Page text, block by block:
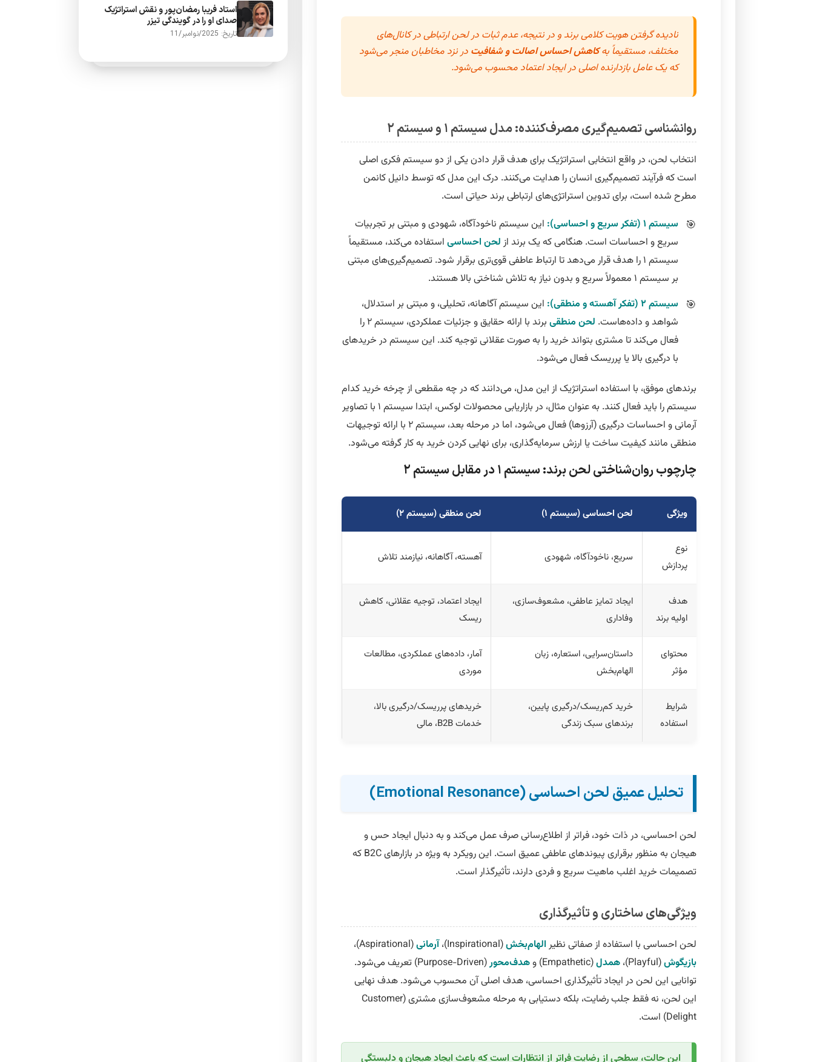
نادیده گرفتن هویت کلامی برند و در نتیجه، عدم ثبات در لحن ارتباطی در کانال‌های
مختلف، مستقیماً بهکاهش احساس اصالت و شفافیت در نزد مخاطبان منجر می‌شود
که یک عامل بازدارنده اصلی در ایجاد اعتماد محسوب می‌شود.
روانشناسی تصمیم‌گیری مصرف‌کننده: مدل سیستم ۱ و سیستم ۲
انتخاب لحن، در واقع انتخابی استراتژیک برای هدف قرار دادن یکی از دو سیستم فکری اصلی
است که فرآیند تصمیم‌گیری انسان را هدایت می‌کنند. درک این مدل که توسط دانیل کانمن
مطرح شده است، برای تدوین استراتژی‌های ارتباطی برند حیاتی است.
سیستم ۱ (تفکر سریع و احساسی):
این سیستم ناخودآگاه، شهودی و مبتنی بر تجربیات
سریع و احساسات است. هنگامی که یک برند از لحن احساسی استفاده می‌کند، مستقیماً
سیستم ۱ را هدف قرار می‌دهد تا ارتباط عاطفی قوی‌تری برقرار شود. تصمیم‌گیری‌های مبتنی
بر سیستم ۱ معمولاً سریع و بدون نیاز به تلاش شناختی بالا هستند.
سیستم ۲ (تفکر آهسته و منطقی):
این سیستم آگاهانه، تحلیلی، و مبتنی بر استدلال،
شواهد و داده‌هاست. لحن منطقی
برند با ارائه حقایق و جزئیات عملکردی، سیستم ۲ را
فعال می‌کند تا مشتری بتواند خرید را به صورت عقلانی توجیه کند. این سیستم در خریدهای
با درگیری بالا یا پرریسک فعال می‌شود.
برندهای موفق، با استفاده استراتژیک از این مدل، می‌دانند که در چه مقطعی از چرخه خرید کدام
سیستم را باید فعال کنند. به عنوان مثال، در بازاریابی محصولات لوکس، ابتدا سیستم ۱ با تصاویر
آرمانی و احساسات درگیری (آرزوها) فعال می‌شود، اما در مرحله بعد، سیستم ۲ با ارائه توجیهات
منطقی مانند کیفیت ساخت یا ارزش سرمایه‌گذاری، برای نهایی کردن خرید به کار گرفته می‌شود.
چارچوب روان‌شناختی لحن برند: سیستم ۱ در مقابل سیستم ۲
ویژگی لحن احساسی (سیستم ۱) لحن منطقی (سیستم ۲)
نوع
پردازش
سریع، ناخودآگاه، شهودی آهسته، آگاهانه، نیازمند تلاش
هدف
اولیه برند
ایجاد تمایز عاطفی، مشعوف‌سازی،
وفاداری
ایجاد اعتماد، توجیه عقلانی، کاهش
ریسک
محتوای
مؤثر
داستان‌سرایی، استعاره، زبان
الهام‌بخش
آمار، داده‌های عملکردی، مطالعات
موردی
شرایط
استفاده
خرید کم‌ریسک/درگیری پایین،
برندهای سبک زندگی
خریدهای پرریسک/درگیری بالا،
خدمات B2B، مالی
تحلیل عمیق لحن احساسی (Emotional Resonance)
لحن احساسی، در ذات خود، فراتر از اطلاع‌رسانی صرف عمل می‌کند و به دنبال ایجاد حس و
هیجان به منظور برقراری پیوندهای عاطفی عمیق
است. این رویکرد به ویژه در بازارهای B2C که
تصمیمات خرید اغلب ماهیت سریع و فردی دارند، تأثیرگذار است.
ویژگی‌های ساختاری و تأثیرگذاری
لحن احساسی با استفاده از صفاتی نظیر الهام‌بخش(Inspirational)، آرمانی(Aspirational)،
بازیگوش(Playful)، همدل(Empathetic) و هدف‌محور
(Purpose-Driven) تعریف می‌شود.
توانایی این لحن در ایجاد تأثیرگذاری احساسی، هدف اصلی آن محسوب می‌شود. هدف نهایی
این لحن، نه فقط جلب رضایت، بلکه دستیابی به مرحله
مشعوف‌سازی مشتری (Customer
Delight) است.
این حالت، سطحی از رضایت فراتر از انتظارات است که باعث ایجاد هیجان و دلبستگی
استاد فریبا رمضان‌پور و نقش استراتژیک
صدای او را در گویندگی تیزر
تاریخ: 2025/نوامبر/11